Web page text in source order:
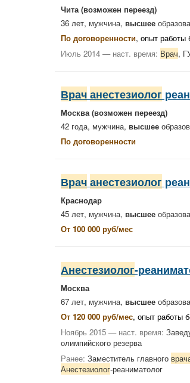
Чита(возможен переезд)
36 лет, мужчина, высшее
По договоренности, опыт работы
Июль 2014 — наст. время: Врач,
Врач анестезиолог
Москва(возможен переезд)
42 года, мужчина, высшее
По договоренности
Врач анестезиолог
Краснодар
45 лет, мужчина, высшее
От 100 000 руб/мес
Анестезиолог-
Москва
67 лет, мужчина, высшее
От 120 000 руб/мес, опыт работы
Ноябрь 2015 — наст. время:
олимпийского резерва
Ранее: Заместитель главного
Анестезиолог-реаниматолог